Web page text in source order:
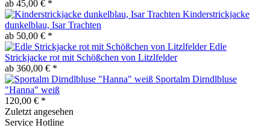
ab 45,00 € *
Kinderstrickjacke
dunkelblau, Isar Trachten
ab 50,00 € *
Edle
Strickjacke rot mit Schößchen von Litzlfelder
ab 360,00 € *
Sportalm Dirndlbluse
"Hanna" weiß
120,00 € *
Zuletzt angesehen
Service Hotline